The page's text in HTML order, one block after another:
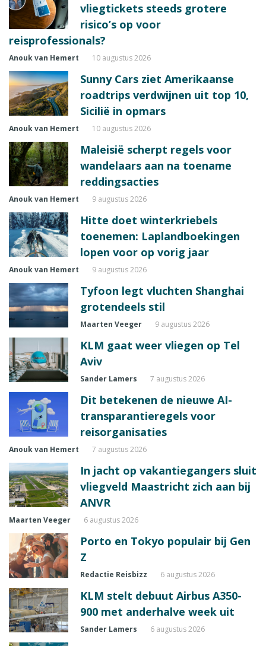
vliegtickets steeds grotere
risico’s op voor
reisprofessionals?
Anouk van Hemert 10 augustus 2026
Sunny Cars ziet Amerikaanse
roadtrips verdwijnen uit top 10,
Sicilië in opmars
Anouk van Hemert 10 augustus 2026
Maleisië scherpt regels voor
wandelaars aan na toename
reddingsacties
Anouk van Hemert 9 augustus 2026
Hitte doet winterkriebels
toenemen: Laplandboekingen
lopen voor op vorig jaar
Anouk van Hemert 9 augustus 2026
Tyfoon legt vluchten Shanghai
grotendeels stil
Maarten Veeger 9 augustus 2026
KLM gaat weer vliegen op Tel
Aviv
Sander Lamers 7 augustus 2026
Dit betekenen de nieuwe AI-
transparantieregels voor
reisorganisaties
Anouk van Hemert 7 augustus 2026
In jacht op vakantiegangers sluit
vliegveld Maastricht zich aan bij
ANVR
Maarten Veeger 6 augustus 2026
Porto en Tokyo populair bij Gen
Z
Redactie Reisbizz 6 augustus 2026
KLM stelt debuut Airbus A350-
900 met anderhalve week uit
Sander Lamers 6 augustus 2026